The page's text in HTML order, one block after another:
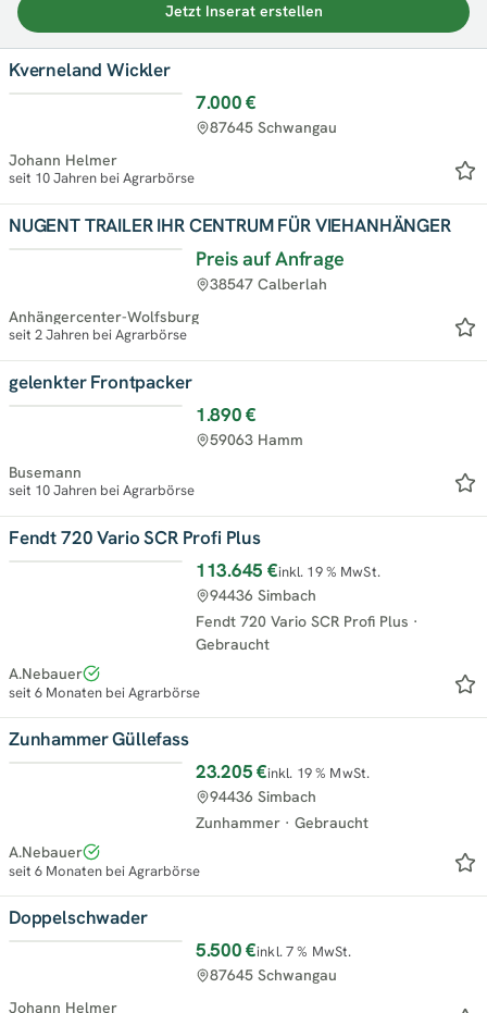
Jetzt Inserat erstellen
Kverneland Wickler
7.000 €
87645 Schwangau
Johann Helmer
seit 10 Jahren bei Agrarbörse
NUGENT TRAILER IHR CENTRUM FÜR VIEHANHÄNGER
Preis auf Anfrage
38547 Calberlah
Anhängercenter-Wolfsburg
seit 2 Jahren bei Agrarbörse
gelenkter Frontpacker
1.890 €
59063 Hamm
Busemann
seit 10 Jahren bei Agrarbörse
Fendt 720 Vario SCR Profi Plus
113.645 €inkl. 19 % MwSt.
Fendt 720 Vario SCR Profi Plus ·
Gebraucht
94436 Simbach
A.Nebauer
seit 6 Monaten bei Agrarbörse
Zunhammer Güllefass
23.205 €inkl. 19 % MwSt.
Zunhammer · Gebraucht
94436 Simbach
A.Nebauer
seit 6 Monaten bei Agrarbörse
Doppelschwader
5.500 €inkl. 7 % MwSt.
87645 Schwangau
Johann Helmer